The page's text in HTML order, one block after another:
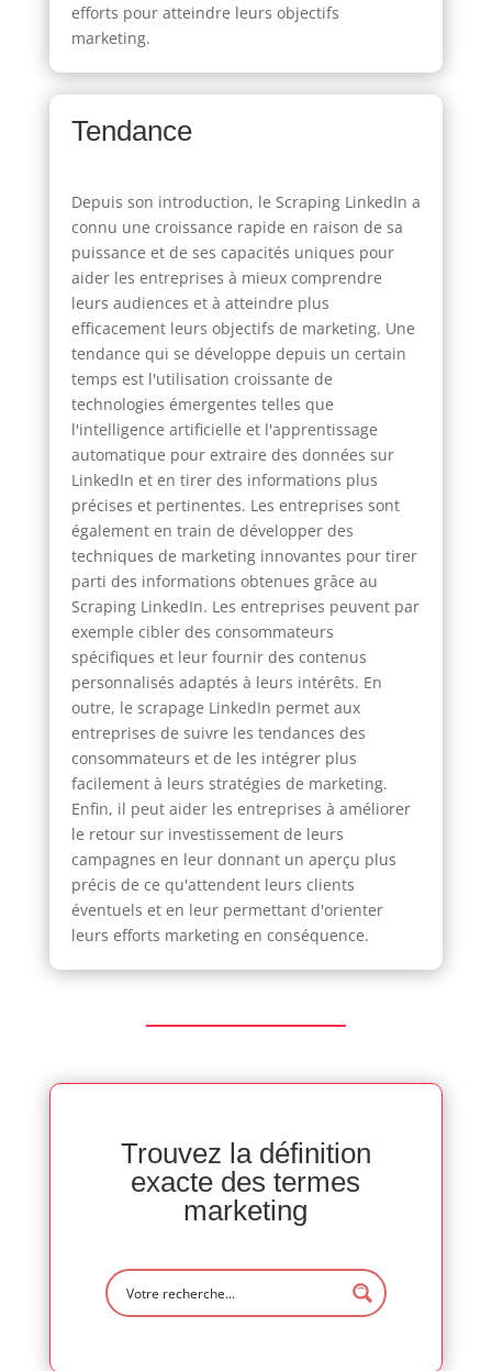
efforts pour atteindre leurs objectifs
marketing.
Tendance
Depuis son introduction, le Scraping LinkedIn a
connu une croissance rapide en raison de sa
puissance et de ses capacités uniques pour
aider les entreprises à mieux comprendre
leurs audiences et à atteindre plus
efficacement leurs objectifs de marketing. Une
tendance qui se développe depuis un certain
temps est l'utilisation croissante de
technologies émergentes telles que
l'intelligence artificielle et l'apprentissage
automatique pour extraire des données sur
LinkedIn et en tirer des informations plus
précises et pertinentes. Les entreprises sont
également en train de développer des
techniques de marketing innovantes pour tirer
parti des informations obtenues grâce au
Scraping LinkedIn. Les entreprises peuvent par
exemple cibler des consommateurs
spécifiques et leur fournir des contenus
personnalisés adaptés à leurs intérêts. En
outre, le scrapage LinkedIn permet aux
entreprises de suivre les tendances des
consommateurs et de les intégrer plus
facilement à leurs stratégies de marketing.
Enfin, il peut aider les entreprises à améliorer
le retour sur investissement de leurs
campagnes en leur donnant un aperçu plus
précis de ce qu'attendent leurs clients
éventuels et en leur permettant d'orienter
leurs efforts marketing en conséquence.
Trouvez la définition
exacte des termes
marketing